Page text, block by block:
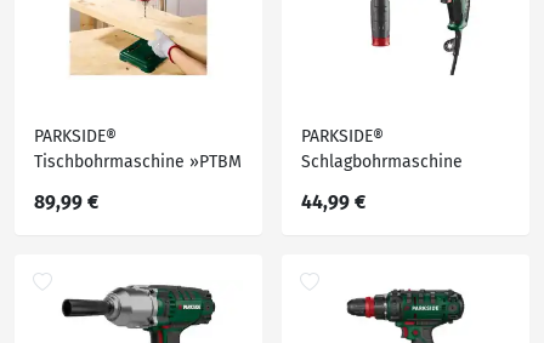
PARKSIDE®
Tischbohrmaschine »PTBM
89,99 €
PARKSIDE®
Schlagbohrmaschine
44,99 €